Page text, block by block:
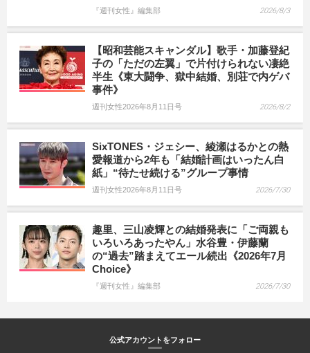
『週刊女性』編集部 2026/8/3
【昭和芸能スキャンダル】歌手・加藤登紀
子の「ただの左翼」で片付けられない凄絶
半生《東大闘争、獄中結婚、別荘で内ゲバ
事件》
週刊女性2026年8月11日号 2026/8/2
SixTONES・ジェシー、綾瀬はるかとの熱
愛報道から2年も「結婚計画はいったん白
紙」“待たせ続ける”グループ事情
週刊女性2026年8月11日号 2026/7/30
趣里、三山凌輝との結婚発表に「ご両親も
いろいろあったやん」水谷豊・伊藤蘭
の“過去”踏まえてエール続出《2026年7月
Choice》
『週刊女性』編集部 2026/7/30
公式アカウントをフォロー